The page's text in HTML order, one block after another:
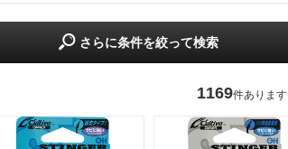
さらに条件を絞って検索
1169件あります